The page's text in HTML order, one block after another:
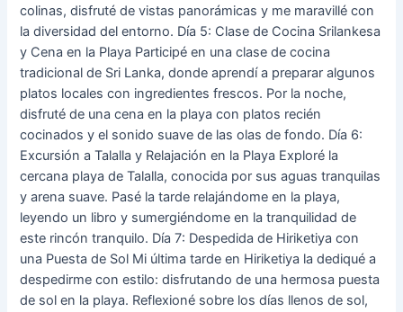
colinas, disfruté de vistas panorámicas y me maravillé con
la diversidad del entorno. Día 5: Clase de Cocina Srilankesa
y Cena en la Playa Participé en una clase de cocina
tradicional de Sri Lanka, donde aprendí a preparar algunos
platos locales con ingredientes frescos. Por la noche,
disfruté de una cena en la playa con platos recién
cocinados y el sonido suave de las olas de fondo. Día 6:
Excursión a Talalla y Relajación en la Playa Exploré la
cercana playa de Talalla, conocida por sus aguas tranquilas
y arena suave. Pasé la tarde relajándome en la playa,
leyendo un libro y sumergiéndome en la tranquilidad de
este rincón tranquilo. Día 7: Despedida de Hiriketiya con
una Puesta de Sol Mi última tarde en Hiriketiya la dediqué a
despedirme con estilo: disfrutando de una hermosa puesta
de sol en la playa. Reflexioné sobre los días llenos de sol,